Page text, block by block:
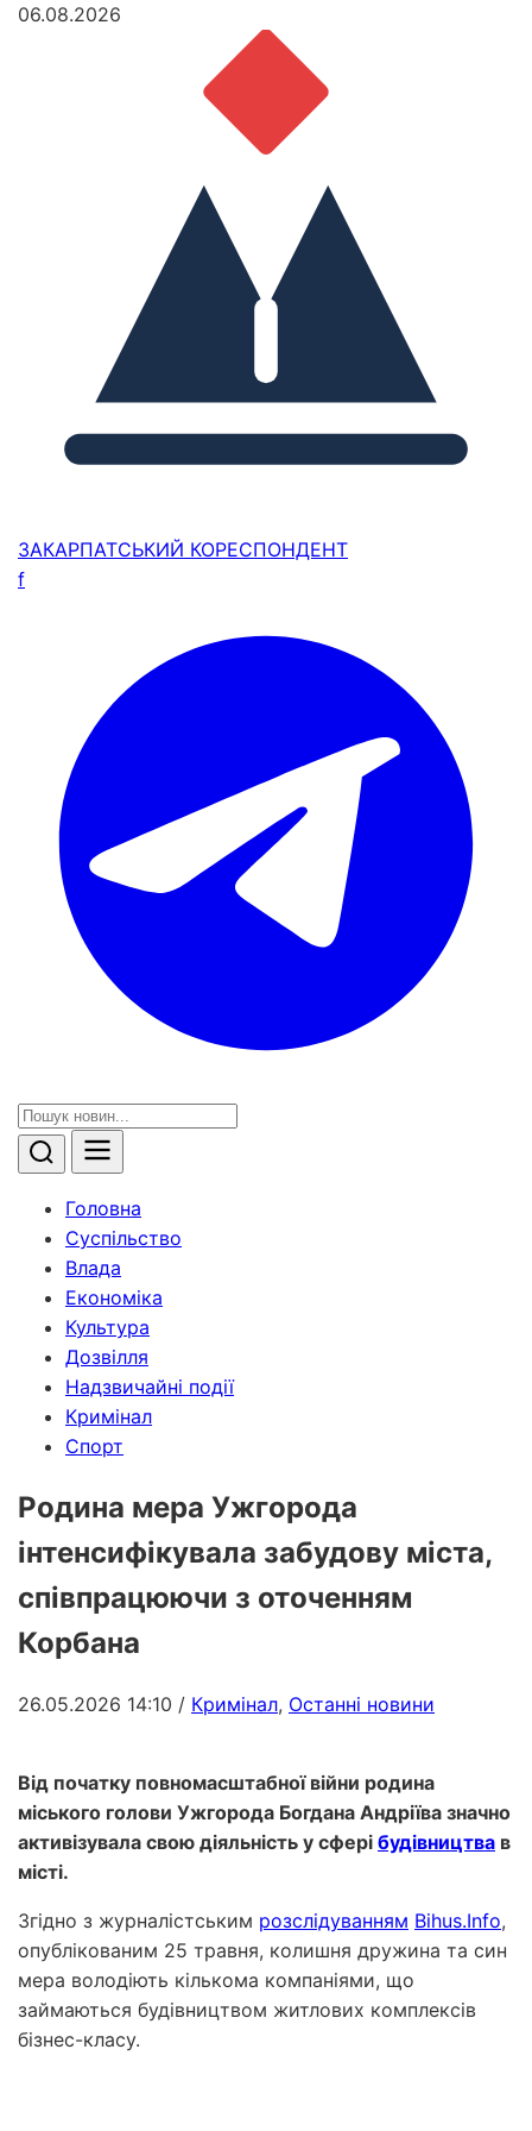
06.08.2026
ЗАКАРПАТСЬКИЙ КОРЕСПОНДЕНТ
f
Головна
Суспільство
Влада
Економіка
Культура
Дозвілля
Надзвичайні події
Кримінал
Спорт
Родина мера Ужгорода
інтенсифікувала забудову міста,
співпрацюючи з оточенням
Корбана
26.05.2026 14:10 / Кримінал, Останні новини
Від початку повномасштабної війни родина
міського голови Ужгорода Богдана Андріїва значно
активізувала свою діяльність у сфері будівництва в
місті.
Згідно з журналістським розслідуванням Bihus.Info,
опублікованим 25 травня, колишня дружина та син
мера володіють кількома компаніями, що
займаються будівництвом житлових комплексів
бізнес-класу.